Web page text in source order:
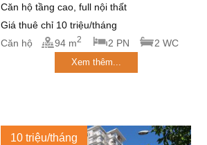
Căn hộ tầng cao, full nội thất
Giá thuê chỉ 10 triệu/tháng
Căn hộ
94 m2 2 PN 2 WC
Xem thêm...
10 triệu/tháng